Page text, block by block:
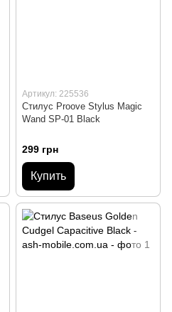
Артикул: 225536
Стилус Proove Stylus Magic
Wand SP-01 Black
299 грн
Купить